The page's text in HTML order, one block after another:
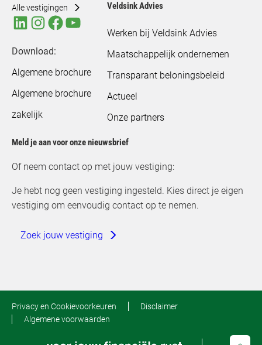
Alle vestigingen
Download:
Algemene brochure
Algemene brochure
zakelijk
Veldsink Advies
Werken bij Veldsink Advies
Maatschappelijk ondernemen
Transparant beloningsbeleid
Actueel
Onze partners
Meld je aan voor onze nieuwsbrief
Of neem contact op met jouw vestiging:
Je hebt nog geen vestiging ingesteld. Kies direct je eigen
vestiging om eenvoudig contact op te nemen.
Zoek jouw vestiging
Privacy en Cookievoorkeuren
Disclaimer
Algemene voorwaarden